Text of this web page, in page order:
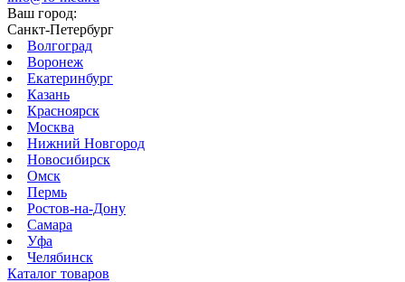
Ваш город:
Санкт-Петербург
Волгоград
Воронеж
Екатеринбург
Казань
Красноярск
Москва
Нижний Новгород
Новосибирск
Омск
Пермь
Ростов-на-Дону
Самара
Уфа
Челябинск
Каталог товаров